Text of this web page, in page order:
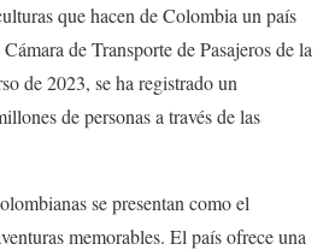
que hacen de Colombia un país
de Transporte de Pasajeros de la
de 2023, se ha registrado un
de personas a través de las
se presentan como el
memorables. El país ofrece una